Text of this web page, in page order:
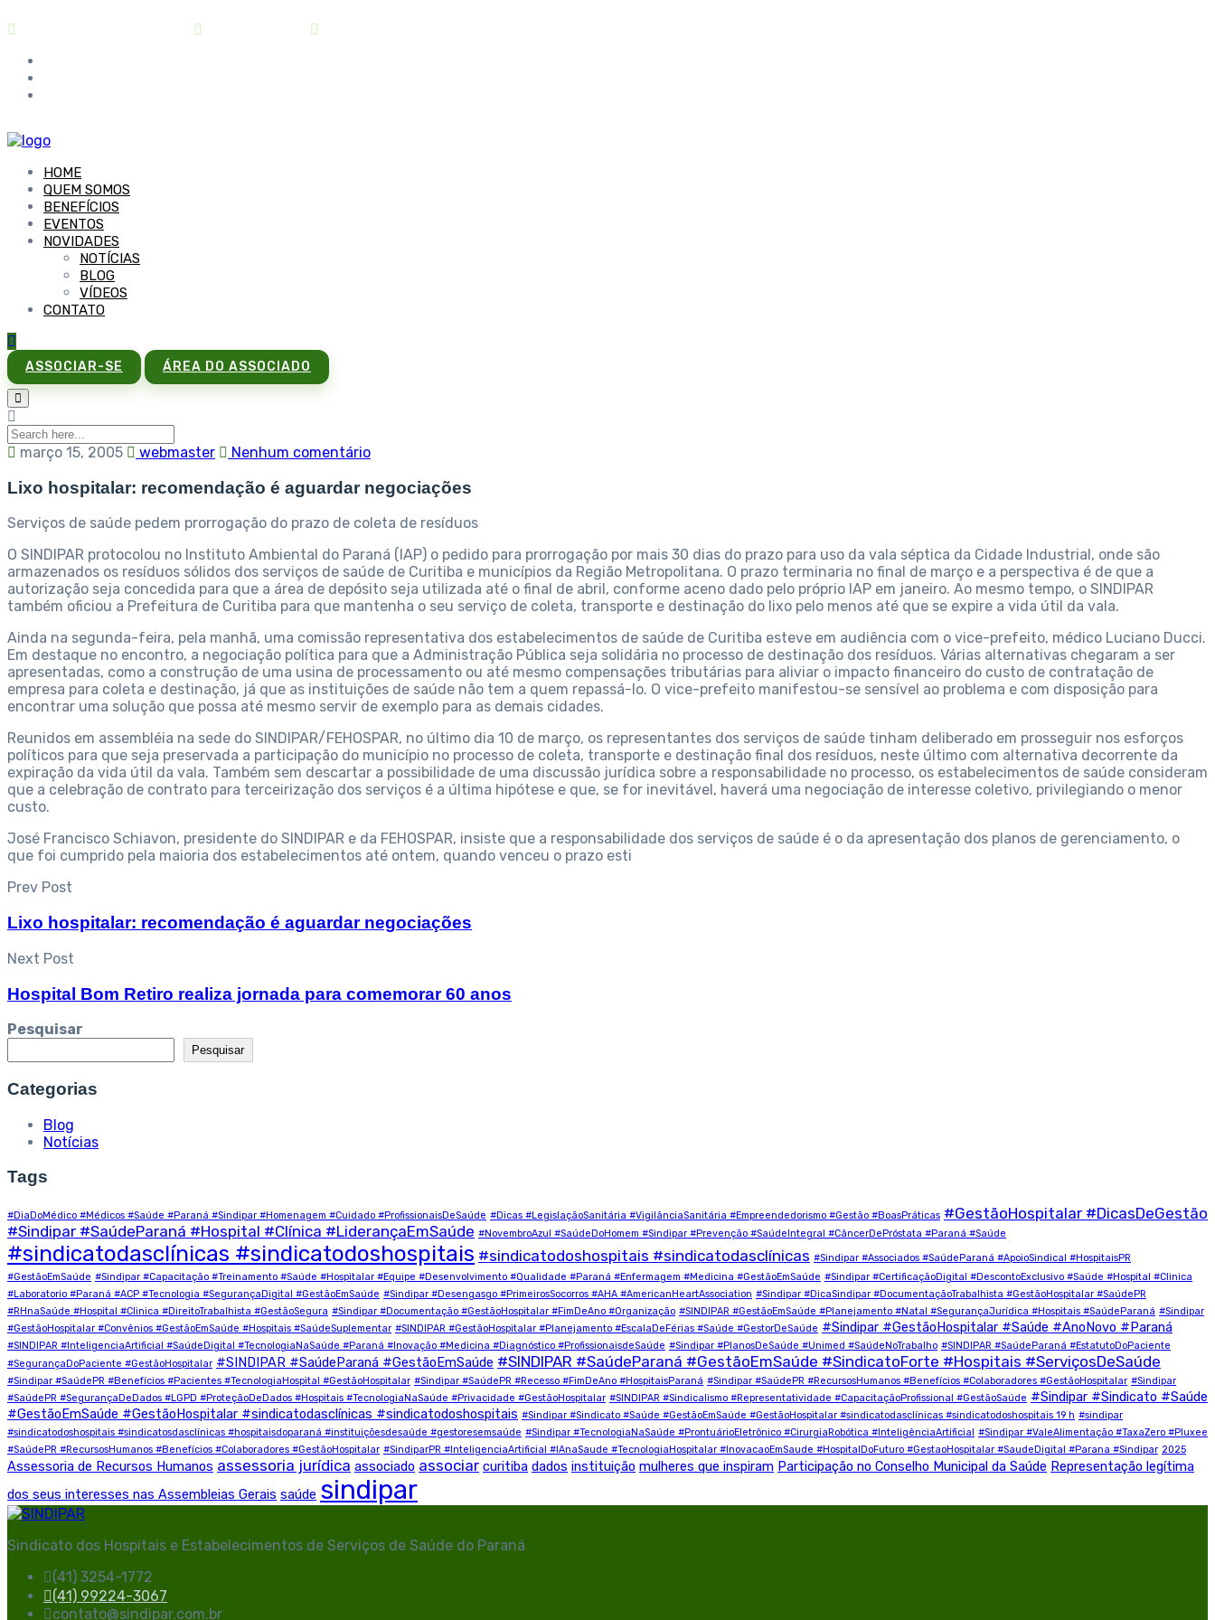
HOME
QUEM SOMOS
BENEFÍCIOS
EVENTOS
NOVIDADES
NOTÍCIAS
BLOG
VÍDEOS
CONTATO
ASSOCIAR-SE ÁREA DO ASSOCIADO
março 15, 2005 webmaster Nenhum comentário
Lixo hospitalar: recomendação é aguardar negociações
Serviços de saúde pedem prorrogação do prazo de coleta de resíduos
O SINDIPAR protocolou no Instituto Ambiental do Paraná (IAP) o pedido para prorrogação por mais 30 dias do prazo para uso da vala séptica da Cidade Industrial, onde são
armazenados os resíduos sólidos dos serviços de saúde de Curitiba e municípios da Região Metropolitana. O prazo terminaria no final de março e a perspectiva é de que a
autorização seja concedida para que a área de depósito seja utilizada até o final de abril, conforme aceno dado pelo próprio IAP em janeiro. Ao mesmo tempo, o SINDIPAR
também oficiou a Prefeitura de Curitiba para que mantenha o seu serviço de coleta, transporte e destinação do lixo pelo menos até que se expire a vida útil da vala.
Ainda na segunda-feira, pela manhã, uma comissão representativa dos estabelecimentos de saúde de Curitiba esteve em audiência com o vice-prefeito, médico Luciano Ducci.
Em destaque no encontro, a negociação política para que a Administração Pública seja solidária no processo de destinação dos resíduos. Várias alternativas chegaram a ser
apresentadas, como a construção de uma usina de processamento ou até mesmo compensações tributárias para aliviar o impacto financeiro do custo de contratação de
empresa para coleta e destinação, já que as instituições de saúde não tem a quem repassá-lo. O vice-prefeito manifestou-se sensível ao problema e com disposição para
encontrar uma solução que possa até mesmo servir de exemplo para as demais cidades.
Reunidos em assembléia na sede do SINDIPAR/FEHOSPAR, no último dia 10 de março, os representantes dos serviços de saúde tinham deliberado em prosseguir nos esforços
políticos para que seja preservada a participação do município no processo de coleta, transporte e destinação final dos resíduos, neste último com alternativa decorrente da
expiração da vida útil da vala. Também sem descartar a possibilidade de uma discussão jurídica sobre a responsabilidade no processo, os estabelecimentos de saúde consideram
que a celebração de contrato para terceirização dos serviços é a última hipótese e que, se for inevitável, haverá uma negociação de interesse coletivo, privilegiando o menor
custo.
José Francisco Schiavon, presidente do SINDIPAR e da FEHOSPAR, insiste que a responsabilidade dos serviços de saúde é o da apresentação dos planos de gerenciamento, o
que foi cumprido pela maioria dos estabelecimentos até ontem, quando venceu o prazo esti
Prev Post
Lixo hospitalar: recomendação é aguardar negociações
Next Post
Hospital Bom Retiro realiza jornada para comemorar 60 anos
Pesquisar
Pesquisar
Categorias
Blog
Notícias
Tags
#DiaDoMédico #Médicos #Saúde #Paraná #Sindipar #Homenagem #Cuidado #ProfissionaisDeSaúde #Dicas #LegislaçãoSanitária #VigilânciaSanitária #Empreendedorismo #Gestão #BoasPráticas #GestãoHospitalar #DicasDeGestão
#Sindipar #SaúdeParaná #Hospital #Clínica #LiderançaEmSaúde #NovembroAzul #SaúdeDoHomem #Sindipar #Prevenção #SaúdeIntegral #CâncerDePróstata #Paraná #Saúde
#sindicatodasclínicas #sindicatodoshospitais #sindicatodoshospitais #sindicatodasclínicas #Sindipar #Associados #SaúdeParaná #ApoioSindical #HospitaisPR
#GestãoEmSaúde #Sindipar #Capacitação #Treinamento #Saúde #Hospitalar #Equipe #Desenvolvimento #Qualidade #Paraná #Enfermagem #Medicina #GestãoEmSaúde #Sindipar #CertificaçãoDigital #DescontoExclusivo #Saúde #Hospital #Clinica
#Laboratorio #Paraná #ACP #Tecnologia #SegurançaDigital #GestãoEmSaúde #Sindipar #Desengasgo #PrimeirosSocorros #AHA #AmericanHeartAssociation #Sindipar #DicaSindipar #DocumentaçãoTrabalhista #GestãoHospitalar #SaúdePR
#RHnaSaúde #Hospital #Clinica #DireitoTrabalhista #GestãoSegura #Sindipar #Documentação #GestãoHospitalar #FimDeAno #Organização #SINDIPAR #GestãoEmSaúde #Planejamento #Natal #SegurançaJurídica #Hospitais #SaúdeParaná #Sindipar
#GestãoHospitalar #Convênios #GestãoEmSaúde #Hospitais #SaúdeSuplementar #SINDIPAR #GestãoHospitalar #Planejamento #EscalaDeFérias #Saúde #GestorDeSaúde #Sindipar #GestãoHospitalar #Saúde #AnoNovo #Paraná
#SINDIPAR #InteligenciaArtificial #SaúdeDigital #TecnologiaNaSaúde #Paraná #Inovação #Medicina #Diagnóstico #ProfissionaisdeSaúde #Sindipar #PlanosDeSaúde #Unimed #SaúdeNoTrabalho #SINDIPAR #SaúdeParaná #EstatutoDoPaciente
#SegurançaDoPaciente #GestãoHospitalar #SINDIPAR #SaúdeParaná #GestãoEmSaúde #SINDIPAR #SaúdeParaná #GestãoEmSaúde #SindicatoForte #Hospitais #ServiçosDeSaúde
#Sindipar #SaúdePR #Benefícios #Pacientes #TecnologiaHospital #GestãoHospitalar #Sindipar #SaúdePR #Recesso #FimDeAno #HospitaisParaná #Sindipar #SaúdePR #RecursosHumanos #Benefícios #Colaboradores #GestãoHospitalar #Sindipar
#SaúdePR #SegurançaDeDados #LGPD #ProteçãoDeDados #Hospitais #TecnologiaNaSaúde #Privacidade #GestãoHospitalar #SINDIPAR #Sindicalismo #Representatividade #CapacitaçãoProfissional #GestãoSaúde #Sindipar #Sindicato #Saúde
#GestãoEmSaúde #GestãoHospitalar #sindicatodasclínicas #sindicatodoshospitais #Sindipar #Sindicato #Saúde #GestãoEmSaúde #GestãoHospitalar #sindicatodasclínicas #sindicatodoshospitais 19 h #sindipar
#sindicatodoshospitais #sindicatosdasclínicas #hospitaisdoparaná #instituiçõesdesaúde #gestoresemsaúde #Sindipar #TecnologiaNaSaúde #ProntuárioEletrônico #CirurgiaRobótica #InteligênciaArtificial
#Sindipar #ValeAlimentação #TaxaZero #Pluxee
#SaúdePR #RecursosHumanos #Benefícios #Colaboradores #GestãoHospitalar #SindiparPR #InteligenciaArtificial #IAnaSaude #TecnologiaHospitalar #InovacaoEmSaude #HospitalDoFuturo #GestaoHospitalar #SaudeDigital #Parana #Sindipar 2025
Assessoria de Recursos Humanos assessoria jurídica associado associar curitiba dados instituição mulheres que inspiram Participação no Conselho Municipal da Saúde Representação legítima
dos seus interesses nas Assembleias Gerais saúde sindipar
Sindicato dos Hospitais e Estabelecimentos de Serviços de Saúde do Paraná
(41) 3254-1772
(41) 99224-3067
contato@sindipar.com.br